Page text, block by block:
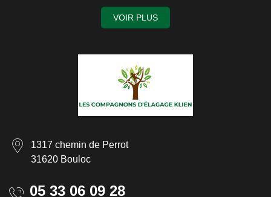
VOIR PLUS
1317 chemin de Perrot
31620 Bouloc
05 33 06 09 28